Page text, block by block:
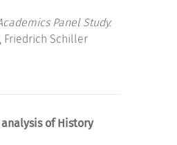
Panel Study.
Friedrich Schiller
of History